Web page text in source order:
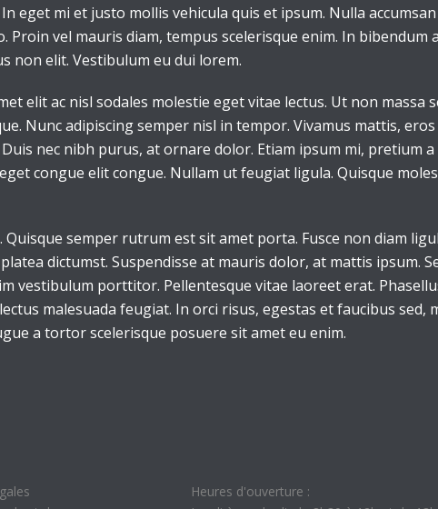
eget mi et justo mollis vehicula quis et ipsum. Nulla
Proin vel mauris diam, tempus scelerisque enim. In
non elit. Vestibulum eu dui lorem.
elit ac nisl sodales molestie eget vitae lectus. Ut non
Nunc adipiscing semper nisl in tempor. Vivamus mattis,
nec nibh purus, at ornare dolor. Etiam ipsum mi, pretium
congue elit congue. Nullam ut feugiat ligula. Quisque
semper rutrum est sit amet porta. Fusce non diam
dictumst. Suspendisse at mauris dolor, at mattis ipsum.
vestibulum porttitor. Pellentesque vitae laoreet erat.
malesuada feugiat. In orci risus, egestas et faucibus sed,
a tortor scelerisque posuere sit amet eu enim.
Heures d'ouverture :